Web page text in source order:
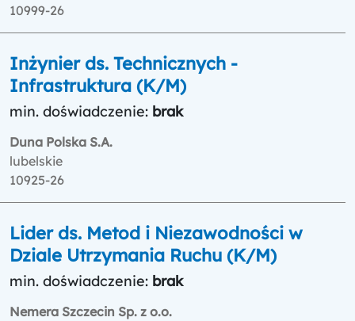
10999-26
Inżynier ds. Technicznych -
Infrastruktura (K/M)
min. doświadczenie: brak
Duna Polska S.A.
lubelskie
10925-26
Lider ds. Metod i Niezawodności w
Dziale Utrzymania Ruchu (K/M)
min. doświadczenie: brak
Nemera Szczecin Sp. z o.o.